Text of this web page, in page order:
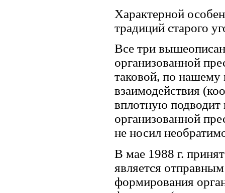
Характерной
традиций старого
Все три
организованной
таковой, по
взаимодействия
вплотную подводит
организованной
не носил
В мае 1988 г.
является
формирования